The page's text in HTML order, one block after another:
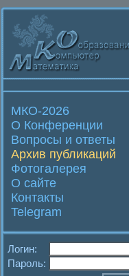
МКО-2026
О Конференции
Вопросы и ответы
Архив публикаций
Фотогалерея
О сайте
Контакты
Telegram
Логин:
Пароль: